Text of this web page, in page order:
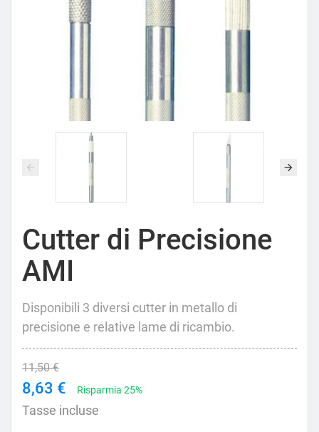
Cutter di Precisione
AMI
Disponibili 3 diversi cutter in metallo di
precisione e relative lame di ricambio.
11,50 €
8,63 € Risparmia 25%
Tasse incluse